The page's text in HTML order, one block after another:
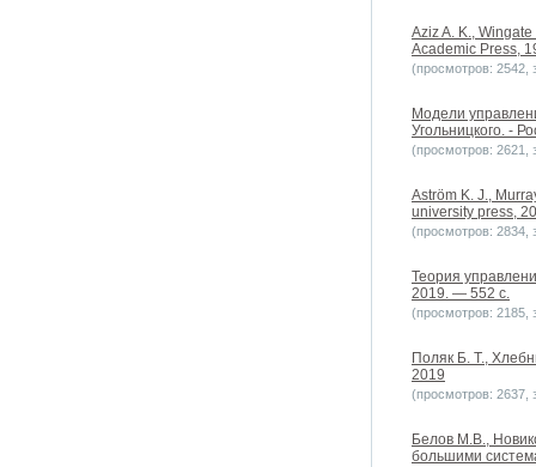
Aziz A. K.,
Academic Press,
(просмотров: 2542,
Модели
Угольницкого. -
(просмотров: 2621,
Aström K. J.,
university press,
(просмотров: 2834,
Теория
2019. — 552 с.
(просмотров: 2185,
Поляк Б. Т.,
2019
(просмотров: 2637,
Белов М.В.,
большими